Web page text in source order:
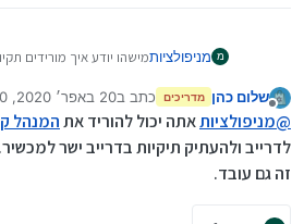
מ מניפולציותמישהו יודע איך מורידים
מנותק
שלום כהן מדריכים כתב ב20 באפר׳ 2020, 18:50
נערך לאחרונה על ידי
@מניפולציותאתה יכול להוריד אתהמנהל
לדרייב ולהעתיק תיקיות בדרייב ישר למכשיר.
זה גם עובד.